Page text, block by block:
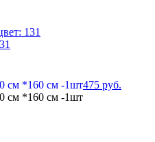
см *160 см -1шт475 руб.
см *160 см -1шт